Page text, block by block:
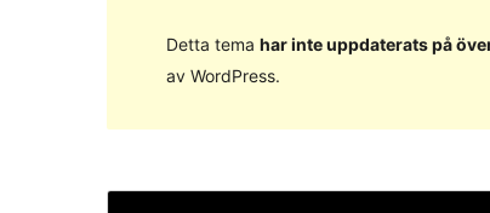
Detta tema har inte uppdaterats på
av WordPress.